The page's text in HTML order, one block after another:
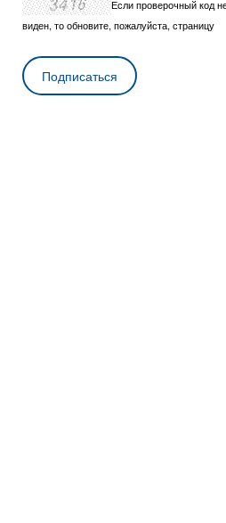
Если проверочный код
виден, то обновите, пожалуйста, страницу